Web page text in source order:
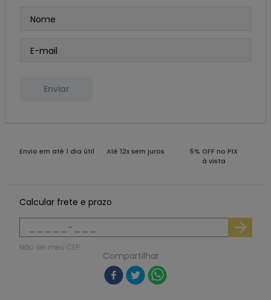
Enviar
Envio em até 1 dia útil Até 12x sem juros
5% OFF no PIX
à vista
Calcular frete e prazo
Não sei meu CEP
Compartilhar